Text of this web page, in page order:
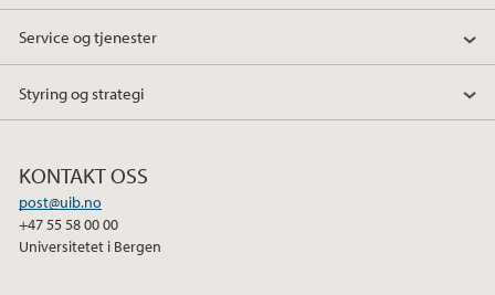
Service og tjenester
Styring og strategi
KONTAKT OSS
post@uib.no
+47 55 58 00 00
Universitetet i Bergen